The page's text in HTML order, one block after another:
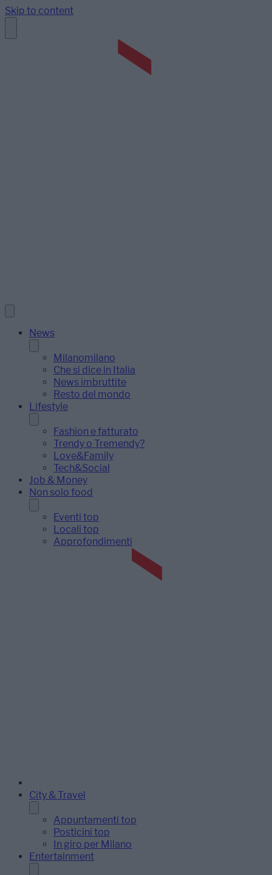
Skip to content
News
Milanomilano
Che si dice in Italia
News imbruttite
Resto del mondo
Lifestyle
Fashion e fatturato
Trendy o Tremendy?
Love&Family
Tech&Social
Job & Money
Non solo food
Eventi top
Locali top
Approfondimenti
City & Travel
Appuntamenti top
Posticini top
In giro per Milano
Entertainment